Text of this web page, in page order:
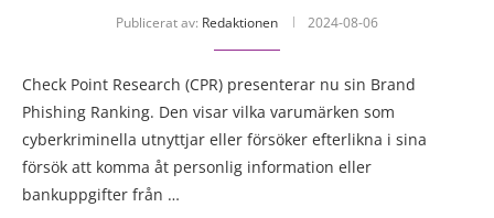
Publicerat av: Redaktionen 2024-08-06
Check Point Research (CPR) presenterar nu sin Brand
Phishing Ranking. Den visar vilka varumärken som
cyberkriminella utnyttjar eller försöker efterlikna i sina
försök att komma åt personlig information eller
bankuppgifter från …